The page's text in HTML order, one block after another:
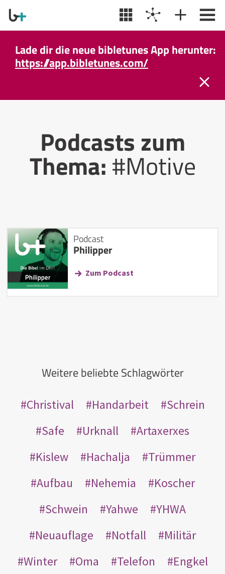
Lade dir die neue bibletunes App herunter:
https://app.bibletunes.com/
Podcasts zum
Thema:#Motive
Podcast
Philipper
Zum Podcast
Weitere beliebte Schlagwörter
Christival Handarbeit
Schrein
Safe
Urknall
Artaxerxes
Kislew
Hachalja
Trümmer
Aufbau
Nehemia
Koscher
Schwein
Yahwe
YHWA
Neuauflage
Notfall
Militär
Winter
Oma Telefon
Engkel